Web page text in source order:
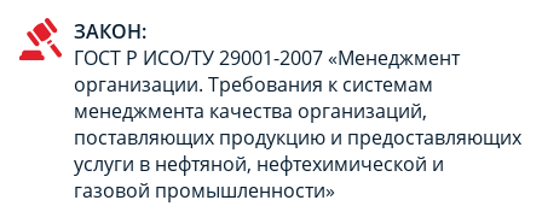
ЗАКОН:
ГОСТ Р ИСО/ТУ 29001-2007 «Менеджмент
организации. Требования к системам
менеджмента качества организаций,
поставляющих продукцию и предоставляющих
услуги в нефтяной, нефтехимической и
газовой промышленности»